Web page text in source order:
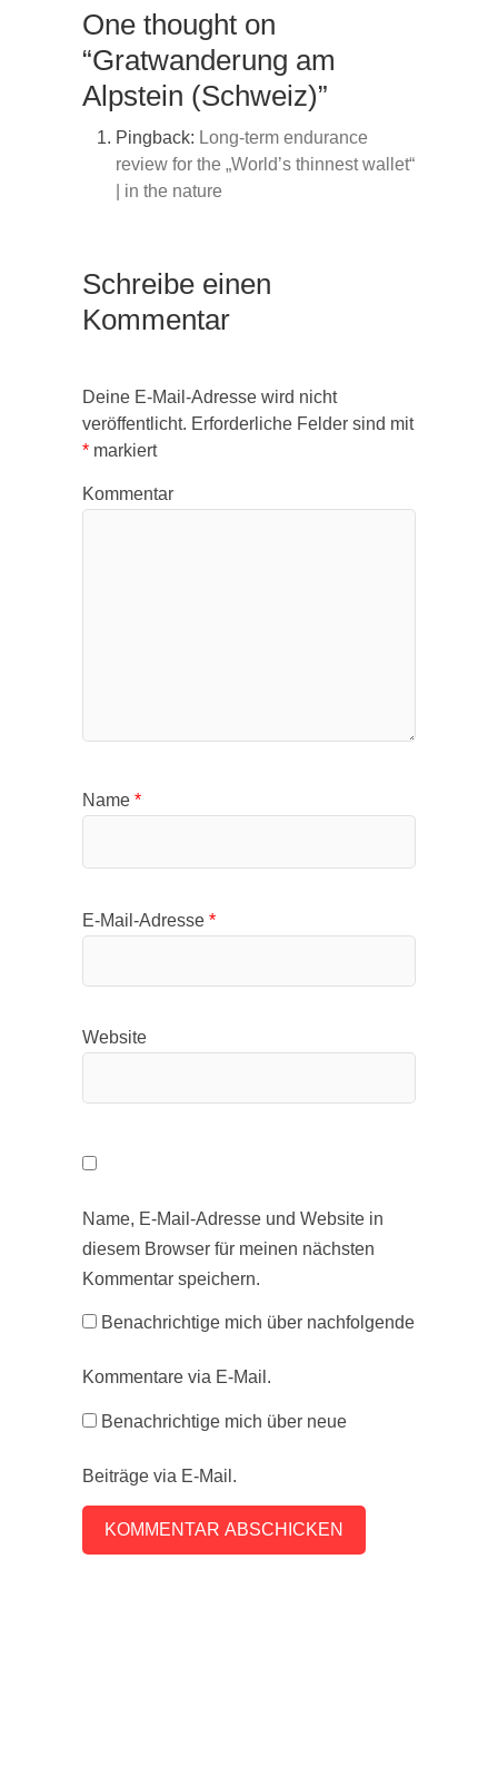
One thought on
“Gratwanderung am
Alpstein (Schweiz)”
Pingback: Long-term endurance
review for the „World’s thinnest wallet“
| in the nature
Schreibe einen
Kommentar
Deine E-Mail-Adresse wird nicht
veröffentlicht. Erforderliche Felder sind mit
* markiert
Kommentar
Name *
E-Mail-Adresse *
Website
Name, E-Mail-Adresse und Website in
diesem Browser für meinen nächsten
Kommentar speichern.
Benachrichtige mich über nachfolgende
Kommentare via E-Mail.
Benachrichtige mich über neue
Beiträge via E-Mail.